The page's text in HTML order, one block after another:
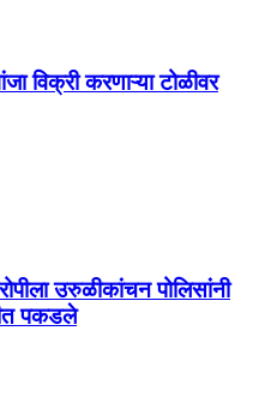
विक्री करणाऱ्या टोळीवर
उरुळीकांचन पोलिसांनी
पकडले